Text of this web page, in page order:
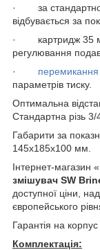
· за
відбувається за
· картридж 35 мм
регулювання
· перемикання
параметрів тиску.
Оптимальна
Стандартна різь 3/
Габарити за
145х185х100 мм.
Інтернет-магазин
змішувач SW
доступної ціни,
європейського
Гарантія на
Комплектація: